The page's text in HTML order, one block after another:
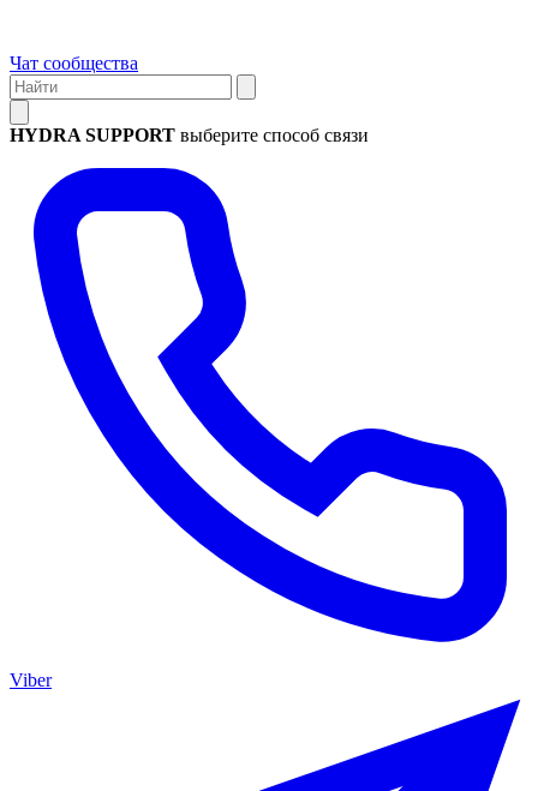
Чат сообщества
HYDRA SUPPORT выберите способ связи
Viber